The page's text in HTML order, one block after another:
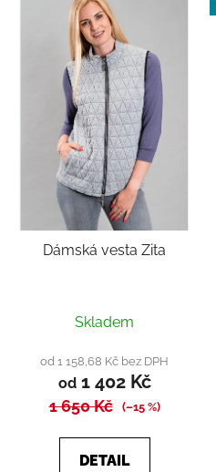
Dámská vesta Zita
Skladem
od 1 158,68 Kč bez DPH
od1 402 Kč
1 650 Kč (–15 %)
DETAIL